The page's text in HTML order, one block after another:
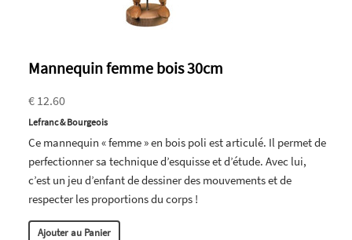
Mannequin femme bois 30cm
€ 12.60
Lefranc & Bourgeois
Ce mannequin « femme » en bois poli est articulé. Il permet de
perfectionner sa technique d’esquisse et d’étude. Avec lui,
c’est un jeu d’enfant de dessiner des mouvements et de
respecter les proportions du corps !
Ajouter au Panier